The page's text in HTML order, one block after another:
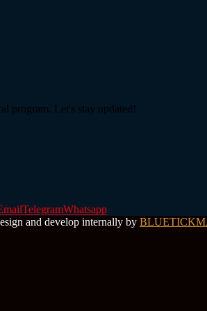
program. Let's stay updated!
TelegramWhatsapp
and develop internally by